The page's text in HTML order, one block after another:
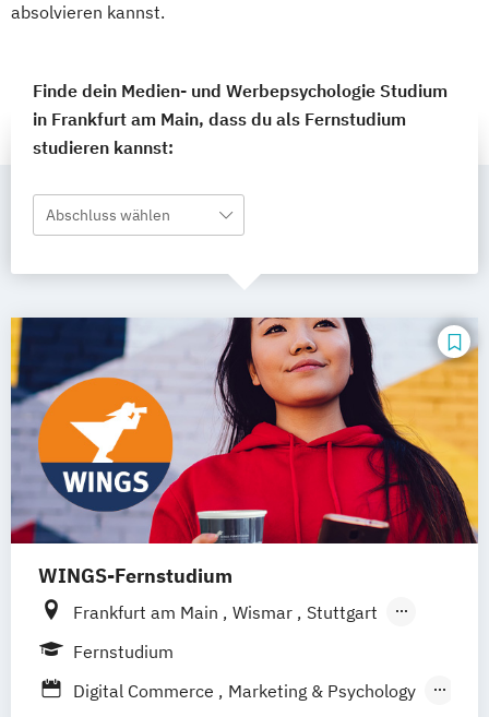
absolvieren kannst.
Finde dein Medien- und Werbepsychologie Studium
in Frankfurt am Main, dass du als Fernstudium
studieren kannst:
Abschluss wählen
WINGS-Fernstudium
Frankfurt am Main Wismar
Stuttgart
Hannover
Nürnberg
Fernstudium
Digital Commerce
Marketing & Psychology